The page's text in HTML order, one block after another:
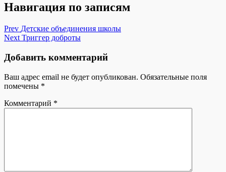
Навигация по записям
Prev Детские объединения школы
Next Триггер доброты
Добавить комментарий
Ваш адрес email не будет опубликован. Обязательные поля
помечены *
Комментарий *